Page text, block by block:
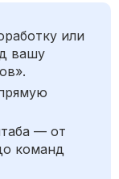
или
вашу
— от
команд